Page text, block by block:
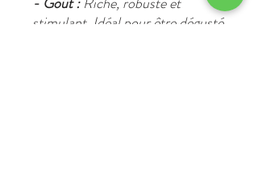
stimulant. Idéal pour être dégusté